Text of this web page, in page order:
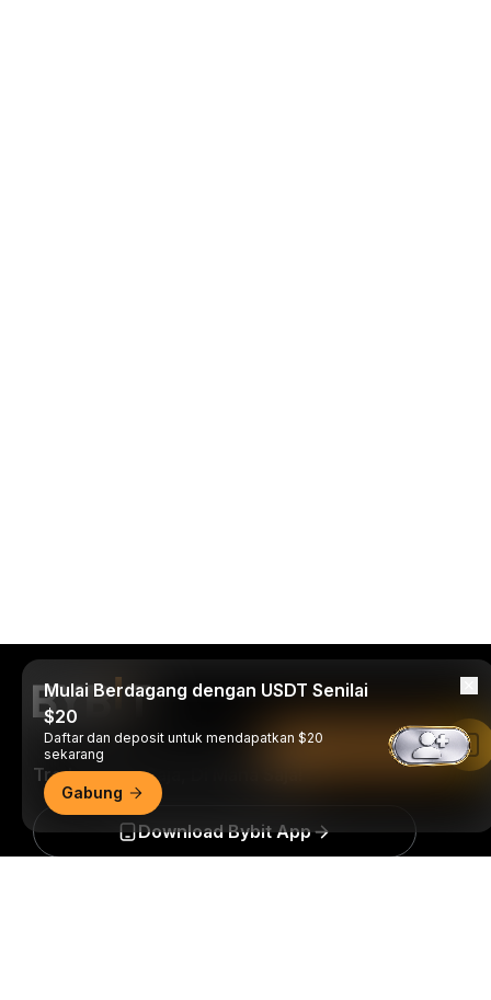
Trade Kapan Saja, Di Mana Saja!
Download Bybit App
Mulai Berdagang dengan USDT Senilai
$20
Daftar dan deposit untuk mendapatkan $20
sekarang
Gabung
Baca di Aplikasi Bybit